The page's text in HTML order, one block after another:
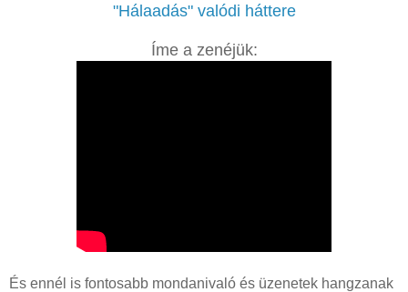
"Hálaadás" valódi háttere
Íme a zenéjük:
És ennél is fontosabb mondanivaló és üzenetek hangzanak